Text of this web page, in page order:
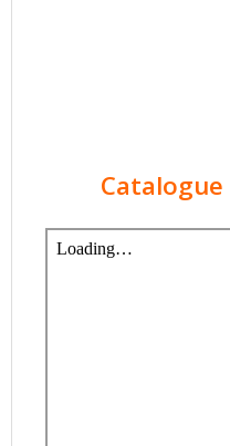
Catalogue